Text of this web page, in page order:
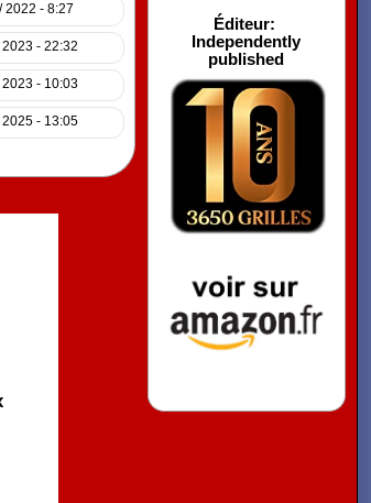
2022 - 8:27
- 22:32
2023 - 10:03
- 13:05
Éditeur: ‎
Independently
published